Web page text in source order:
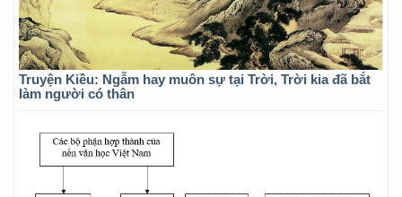
Truyện Kiều: Ngẫm hay muôn sự tại Trời, Trời kia đã bắt
làm người có thân